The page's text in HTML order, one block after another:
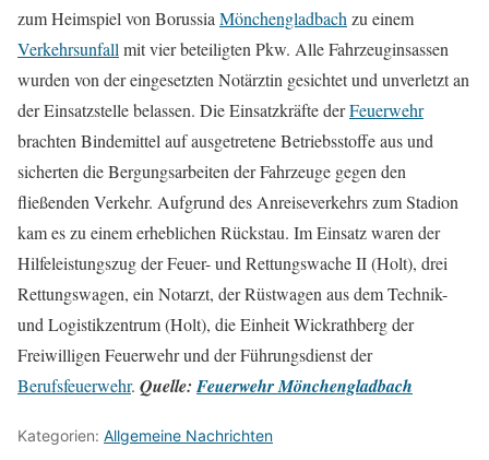
zum Heimspiel von Borussia Mönchengladbach zu einem
Verkehrsunfall mit vier beteiligten Pkw. Alle Fahrzeuginsassen
wurden von der eingesetzten Notärztin gesichtet und unverletzt an
der Einsatzstelle belassen. Die Einsatzkräfte derFeuerwehr
brachten Bindemittel auf ausgetretene Betriebsstoffe aus und
sicherten die Bergungsarbeiten der Fahrzeuge gegen den
fließenden Verkehr. Aufgrund des Anreiseverkehrs zum Stadion
kam es zu einem erheblichen Rückstau. Im Einsatz waren der
Hilfeleistungszug der Feuer- und Rettungswache II (Holt), drei
Rettungswagen, ein Notarzt, der Rüstwagen aus dem Technik-
und Logistikzentrum (Holt), die Einheit Wickrathberg der
Freiwilligen Feuerwehr und der Führungsdienst der
Berufsfeuerwehr. Quelle:Feuerwehr Mönchengladbach
Kategorien: Allgemeine Nachrichten